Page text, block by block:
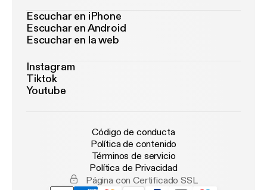
Escuchar en iPhone
Escuchar en Android
Escuchar en la web
Instagram
Tiktok
Youtube
Código de conducta
Política de contenido
Términos de servicio
Política de Privacidad
Página con Certificado SSL